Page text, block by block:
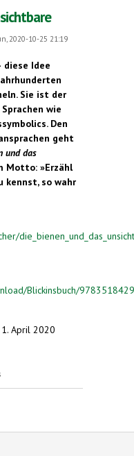
2020-10-25 21:19
diese Idee
Sie ist der
wie
Den
geht
und das
Motto: »Erzähl
kennst, so wahr
Blickinsbuch/
April 2020